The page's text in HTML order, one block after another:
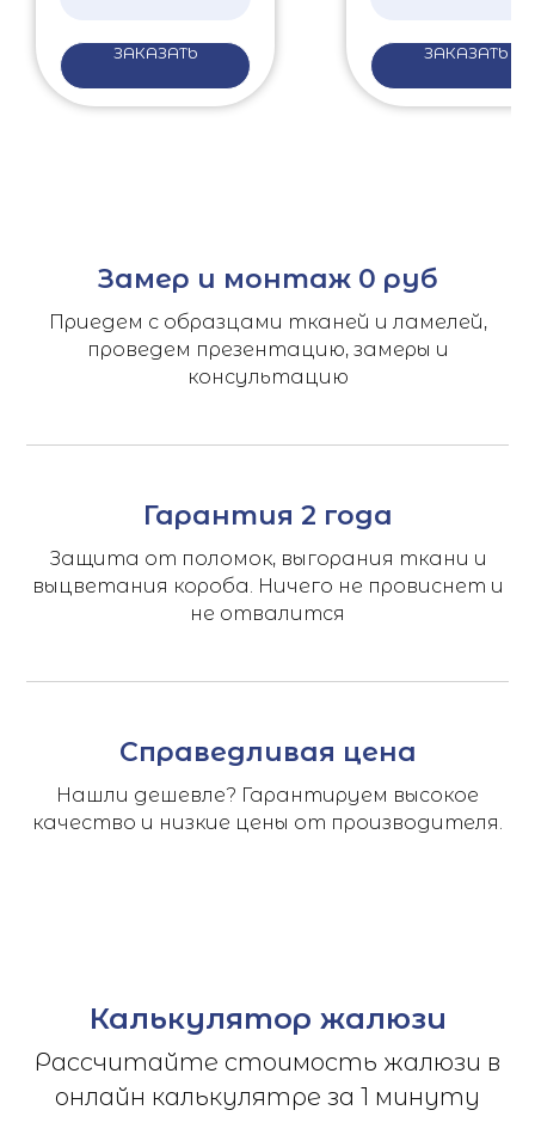
ЗАКАЗАТЬ ЗАКАЗАТЬ
Замер и монтаж 0 руб
Приедем с образцами тканей и ламелей,
проведем презентацию, замеры и
консультацию
Гарантия 2 года
Защита от поломок, выгорания ткани и
выцветания короба. Ничего не провиснет и
не отвалится
Справедливая цена
Нашли дешевле? Гарантируем высокое
качество и низкие цены от производителя.
Калькулятор жалюзи
Рассчитайте стоимость жалюзи в
онлайн калькулятре за 1 минуту